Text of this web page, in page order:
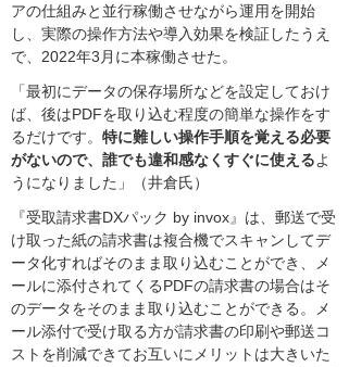
アの仕組みと並行稼働させながら運用を開始
し、実際の操作方法や導入効果を検証したうえ
で、2022年3月に本稼働させた。
「最初にデータの保存場所などを設定しておけ
ば、後はPDFを取り込む程度の簡単な操作をす
るだけです。 特に難しい操作手順を覚える必要
がないので、誰でも違和感なくすぐに使えるよ
うになりました」（井倉氏）
『受取請求書DXパック by invox』は、郵送で受
け取った紙の請求書は複合機でスキャンしてデ
ータ化すればそのまま取り込むことができ、メ
ールに添付されてくるPDFの請求書の場合はそ
のデータをそのまま取り込むことができる。メ
ール添付で受け取る方が請求書の印刷や郵送コ
ストを削減できてお互いにメリットは大きいた